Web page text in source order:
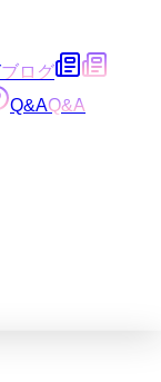
ブログ
Q&AQ&A